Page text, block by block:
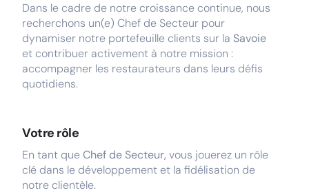
Dans le cadre de notre croissance continue, nous
recherchons un(e) Chef de Secteur pour
dynamiser notre portefeuille clients sur la Savoie
et contribuer activement à notre mission :
accompagner les restaurateurs dans leurs défis
quotidiens.
Votre rôle
En tant queChef de Secteur, vous jouerez un rôle
clé dans le développement et la fidélisation de
notre clientèle.